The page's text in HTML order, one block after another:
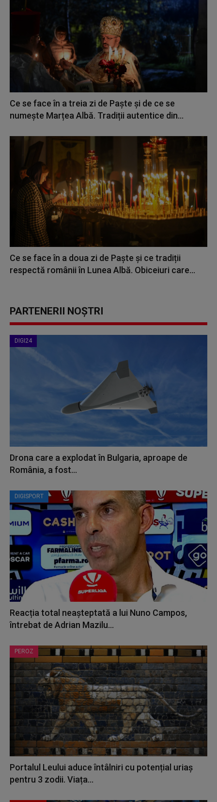
Ce se face în a treia zi de Paște și de ce se
numește Marțea Albă. Tradiții autentice din...
Ce se face în a doua zi de Paște și ce tradiții
respectă românii în Lunea Albă. Obiceiuri care...
PARTENERII NOȘTRI
DIGI24
Drona care a explodat în Bulgaria, aproape de
România, a fost...
DIGISPORT
Reacția total neașteptată a lui Nuno Campos,
întrebat de Adrian Mazilu...
PEROZ
Portalul Leului aduce întâlniri cu potențial uriaș
pentru 3 zodii. Viața...